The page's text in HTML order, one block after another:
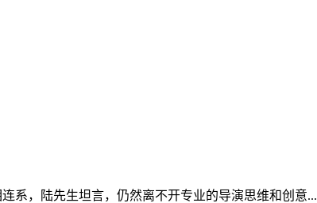
系，陆先生坦言，仍然离不开专业的导演思维和创意...